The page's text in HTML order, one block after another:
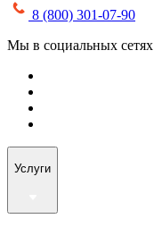
8 (800) 301-07-90
Мы в социальных сетях
Услуги